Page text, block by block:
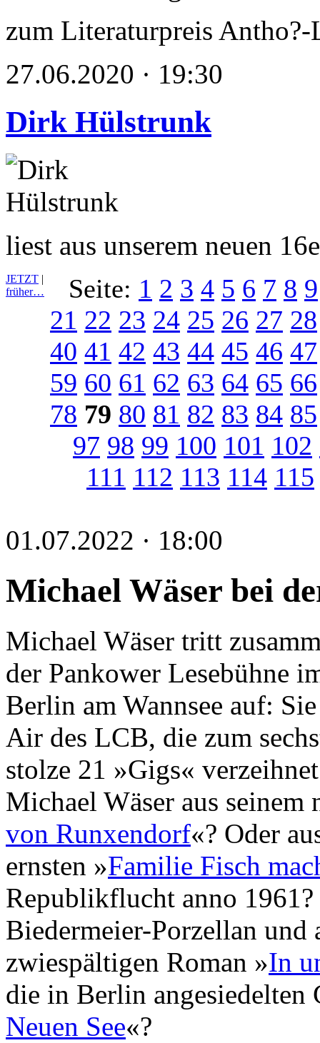
zum Literaturpreis
27.06.2020 · 19:30
Dirk Hülstrunk
liest aus unserem neuen
JETZT |
früher…
Seite: 1 2 3 4 5 6 7 8 9
21 22 23 24 25 26 27 28
40 41 42 43 44 45 46 47
59 60 61 62 63 64 65 66
78 79 80 81 82 83 84 85
97 98 99 100 101 102
111 112 113 114 115
01.07.2022 · 18:00
Michael Wäser bei
Michael Wäser tritt
der Pankower Lesebühne
Berlin am Wannsee auf:
Air des LCB, die zum
stolze 21 »Gigs«
Michael Wäser aus seinem
von Runxendorf«? Oder
ernsten »Familie Fisch
Republikflucht anno 1961?
Biedermeier-Porzellan und
zwiespältigen Roman »In
die in Berlin angesiedelten
Neuen See«?